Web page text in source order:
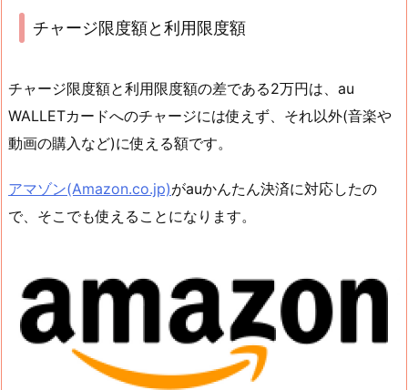
チャージ限度額と利用限度額
チャージ限度額と利用限度額の差である2万円は、au
WALLETカードへのチャージには使えず、それ以外(音楽や
動画の購入など)に使える額です。
アマゾン(Amazon.co.jp)がauかんたん決済に対応したの
で、そこでも使えることになります。